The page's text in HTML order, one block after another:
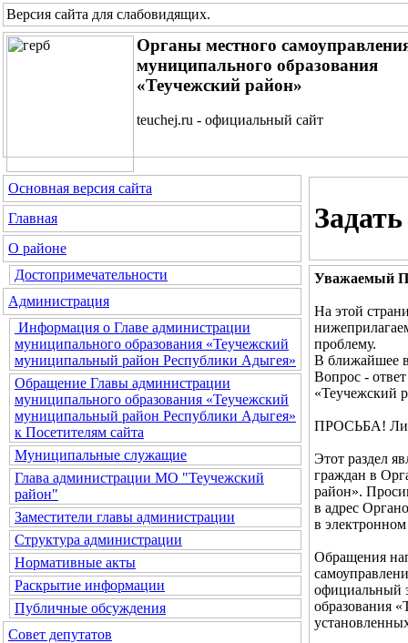
Версия сайта для слабовидящих.
Органы местного
муниципального образования
«Теучежский район»
teuchej.ru - официальный сайт
Основная версия сайта
Главная
О районе
Достопримечательности
Администрация
Информация о Главе администрации
муниципального образования «Теучежский
муниципальный район Республики Адыгея»
Обращение Главы администрации
муниципального образования «Теучежский
муниципальный район Республики Адыгея»
к Посетителям сайта
Муниципальные служащие
Глава администрации МО "Теучежский
район"
Заместители главы администрации
Структура администрации
Нормативные акты
Раскрытие информации
Публичные обсуждения
Совет депутатов
Уважаемый
На этой
проблему.
В ближайшее
Вопрос -
«Теучежский
ПРОСЬБА!
Этот раздел
граждан в
район».
в адрес
в
Обращения
официальный
образования